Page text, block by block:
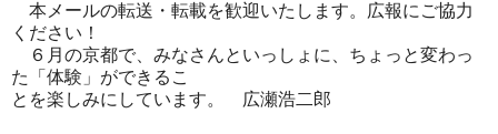
本メールの転送・転載を歓迎いたします。広報にご協力
ください！
６月の京都で、みなさんといっしょに、ちょっと変わっ
た「体験」 ができるこ
とを楽しみにしています。 広瀬浩二郎